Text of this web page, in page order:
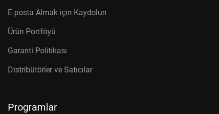
E-posta Almak için Kaydolun
Ürün Portföyü
Garanti Politikası
Distribütörler ve Satıcılar
Programlar